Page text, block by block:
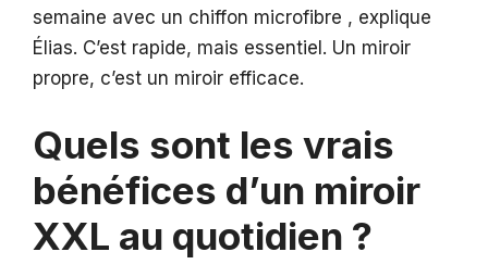
semaine avec un chiffon microfibre , explique
Élias. C’est rapide, mais essentiel. Un miroir
propre, c’est un miroir efficace.
Quels sont les vrais
bénéfices d’un miroir
XXL au quotidien ?